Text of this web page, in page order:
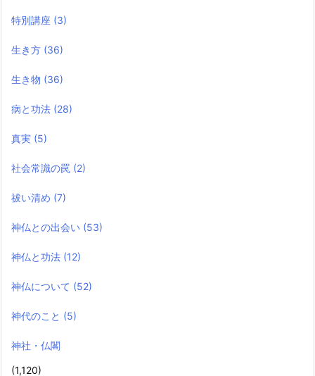
特別講座 (3)
生き方 (36)
生き物 (36)
病と功法 (28)
真実 (5)
社会常識の罠 (2)
祓い清め (7)
神仏との出会い (53)
神仏と功法 (12)
神仏について (52)
神代のこと (5)
神社・仏閣
(1,120)